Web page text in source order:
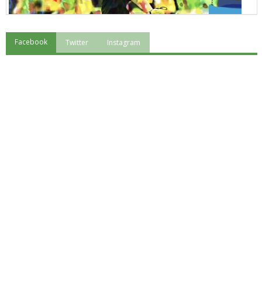
"Superare gli ostacoli": la relazione di Tiziano Pesce al CN Uisp
Facebook Twitter Instagram